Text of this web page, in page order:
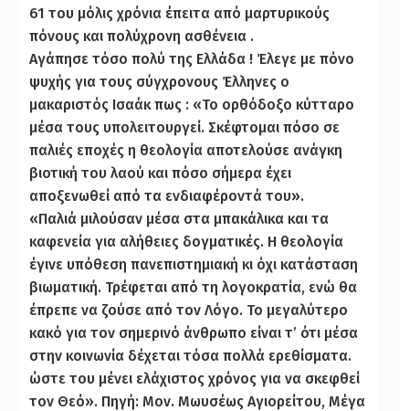
61 του μόλις χρόνια έπειτα από μαρτυρικούς
πόνους και πολύχρονη ασθένεια .
Αγάπησε τόσο πολύ της Ελλάδα ! Έλεγε με πόνο
ψυχής για τους σύγχρονους Έλληνες ο
μακαριστός Ισαάκ πως : «Το ορθόδοξο κύτταρο
μέσα τους υπολειτουργεί. Σκέφτομαι πόσο σε
παλιές εποχές η θεολογία αποτελούσε ανάγκη
βιοτική του λαού και πόσο σήμερα έχει
αποξενωθεί από τα ενδιαφέροντά του».
«Παλιά μιλούσαν μέσα στα μπακάλικα και τα
καφενεία για αλήθειες δογματικές. Η θεολογία
έγινε υπόθεση πανεπιστημιακή κι όχι κατάσταση
βιωματική. Τρέφεται από τη λογοκρατία, ενώ θα
έπρεπε να ζούσε από τον Λόγο. Το μεγαλύτερο
κακό για τον σημερινό άνθρωπο είναι τ’ ότι μέσα
στην κοινωνία δέχεται τόσα πολλά ερεθίσματα.
ώστε του μένει ελάχιστος χρόνος για να σκεφθεί
τον Θεό». Πηγή: Μον. Μωυσέως Αγιορείτου, Μέγα